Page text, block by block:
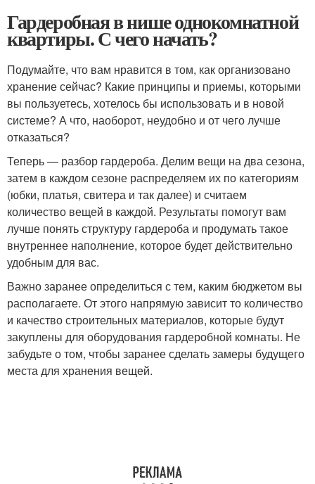
Гардеробная в нише однокомнатной
квартиры. С чего начать?
Подумайте, что вам нравится в том, как организовано
хранение сейчас? Какие принципы и приемы, которыми
вы пользуетесь, хотелось бы использовать и в новой
системе? А что, наоборот, неудобно и от чего лучше
отказаться?
Теперь — разбор гардероба. Делим вещи на два сезона,
затем в каждом сезоне распределяем их по категориям
(юбки, платья, свитера и так далее) и считаем
количество вещей в каждой. Результаты помогут вам
лучше понять структуру гардероба и продумать такое
внутреннее наполнение, которое будет действительно
удобным для вас.
Важно заранее определиться с тем, каким бюджетом вы
располагаете. От этого напрямую зависит то количество
и качество строительных материалов, которые будут
закуплены для оборудования гардеробной комнаты. Не
забудьте о том, чтобы заранее сделать замеры будущего
места для хранения вещей.